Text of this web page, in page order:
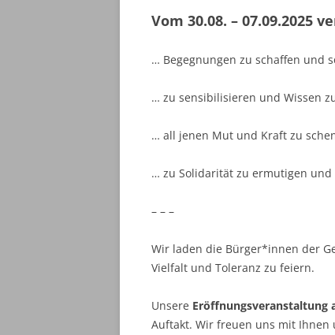
Vom 30.08. –
… Begegnungen zu schaffen und
… zu sensibilisieren und Wissen
… all jenen Mut und Kraft zu
… zu Solidarität zu ermutigen und
– – –
Wir laden die Bürger*innen der
Vielfalt und Toleranz zu feiern.
Unsere Eröffnungsveranstaltung
Auftakt. Wir freuen uns mit Ihnen